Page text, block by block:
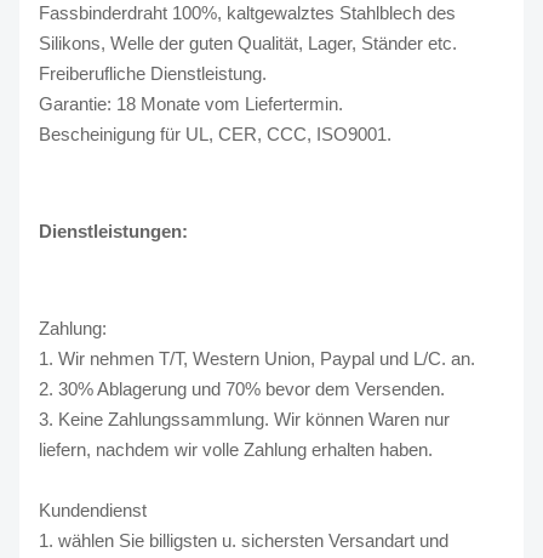
Fassbinderdraht 100%, kaltgewalztes Stahlblech des
Silikons, Welle der guten Qualität, Lager, Ständer etc.
Freiberufliche Dienstleistung.
Garantie: 18 Monate vom Liefertermin.
Bescheinigung für UL, CER, CCC, ISO9001.
Dienstleistungen:
Zahlung:
1. Wir nehmen T/T, Western Union, Paypal und L/C. an.
2. 30% Ablagerung und 70% bevor dem Versenden.
3. Keine Zahlungssammlung. Wir können Waren nur
liefern, nachdem wir volle Zahlung erhalten haben.
Kundendienst
1. wählen Sie billigsten u. sichersten Versandart und